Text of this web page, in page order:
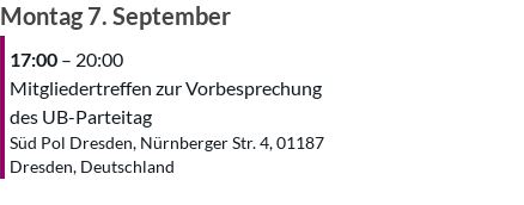
Montag 7. September
17:00 – 20:00
Mitgliedertreffen zur Vorbesprechung
des UB-Parteitag
Süd Pol Dresden, Nürnberger Str. 4, 01187
Dresden, Deutschland